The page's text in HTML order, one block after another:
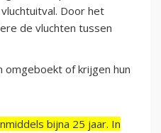
Door het
de vluchten tussen
of krijgen hun
bijna 25 jaar. In